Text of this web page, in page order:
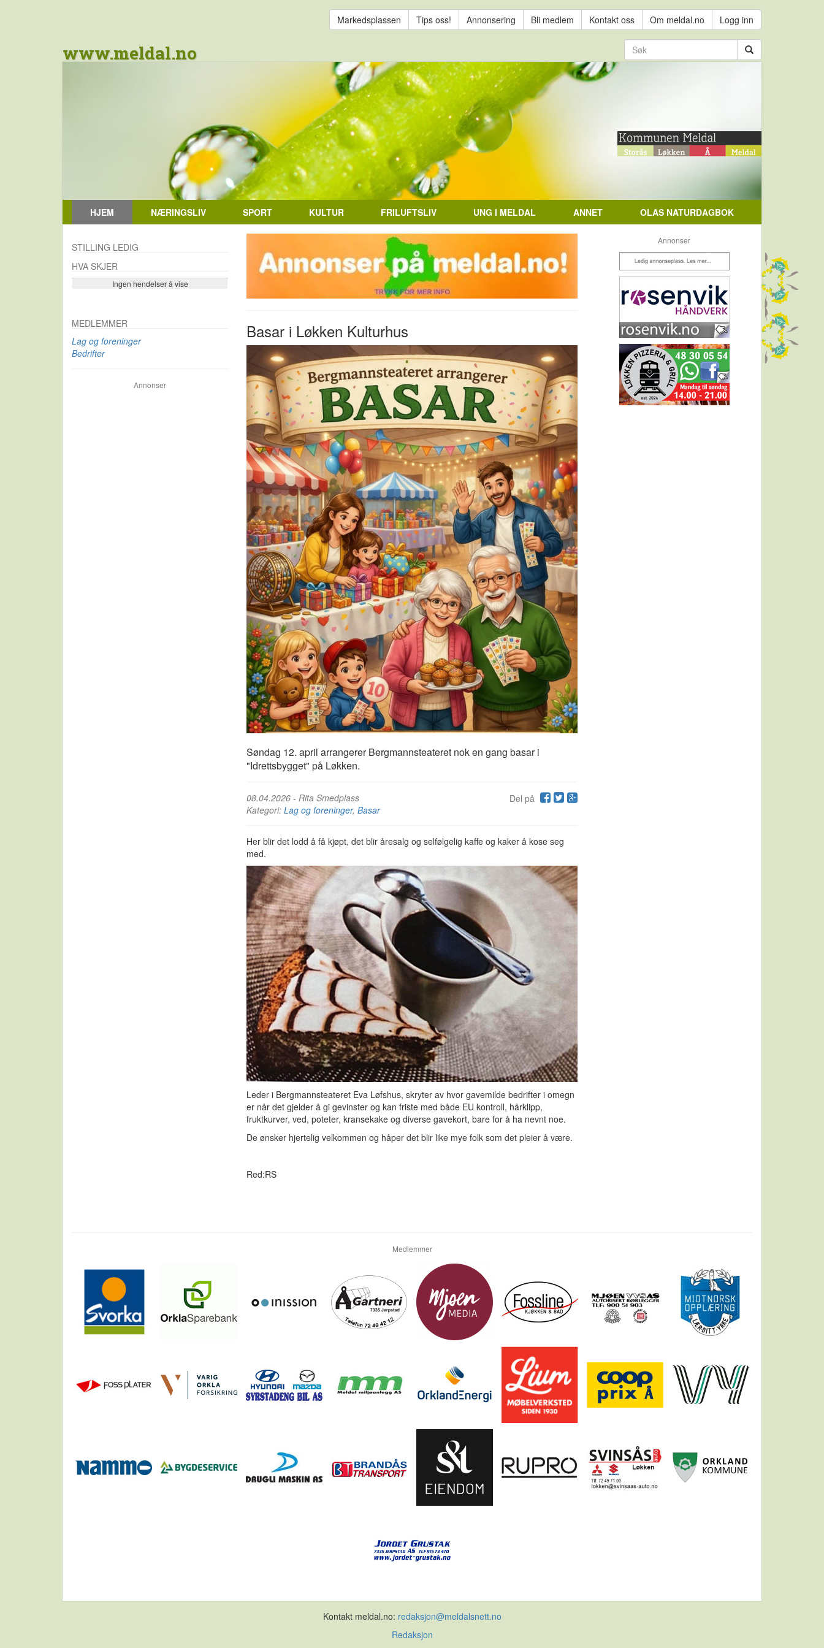
Markedsplassen Tips oss! Annonsering Bli medlem Kontakt oss Om meldal.no Logg inn
www.meldal.no
HJEM NÆRINGSLIV SPORT KULTUR FRILUFTSLIV UNG I MELDAL ANNET OLAS NATURDAGBOK
Basar i Løkken Kulturhus
Søndag 12. april arrangerer Bergmannsteateret nok en gang basar i
"Idrettsbygget" på Løkken.
Del på
08.04.2026 - Rita Smedplass
Kategori: Lag og foreninger, Basar
Her blir det lodd å få kjøpt, det blir åresalg og selfølgelig kaffe og kaker å kose seg
med.
Leder i Bergmannsteateret Eva Løfshus, skryter av hvor gavemilde bedrifter i omegn
er når det gjelder å gi gevinster og kan friste med både EU kontroll, hårklipp,
fruktkurver, ved, poteter, kransekake og diverse gavekort, bare for å ha nevnt noe.
De ønsker hjertelig velkommen og håper det blir like mye folk som det pleier å være.
Red:RS
STILLING LEDIG
HVA SKJER
Ingen hendelser å vise
Se flere…
MEDLEMMER
Lag og foreninger
Bedrifter
Annonser
Annonser
Medlemmer
Kontakt meldal.no: redaksjon@meldalsnett.no
Redaksjon